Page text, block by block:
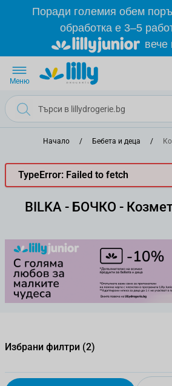
Прескачане към съдържанието
Поради големия обем
обработка е 3–5
вече
Меню
Начало / Бебета и деца /
TypeError: Failed to fetch
BILKA - БОЧКО -
Избрани филтри (2)